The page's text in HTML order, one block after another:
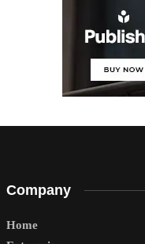
Company
Home